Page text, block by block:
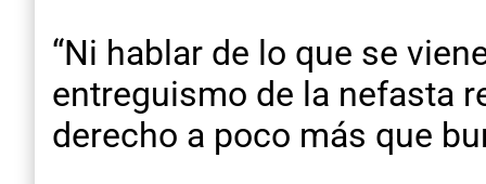
“Ni hablar de lo que se
entreguismo de la nefasta
derecho a poco más que